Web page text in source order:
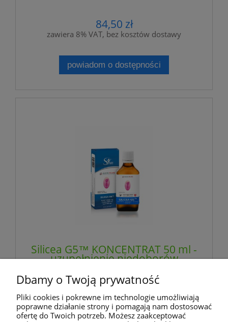
84,50 zł
zawiera 8% VAT, bez kosztów dostawy
powiadom o dostępności
Silicea G5™ KONCENTRAT 50 ml -
uzupełnienie niedoborów
GLYCAN GROUP
120,00 zł
zawiera 8% VAT, bez kosztów dostawy
Dbamy o Twoją prywatność
Pliki cookies i pokrewne im technologie umożliwiają
poprawne działanie strony i pomagają nam dostosować
ofertę do Twoich potrzeb. Możesz zaakceptować